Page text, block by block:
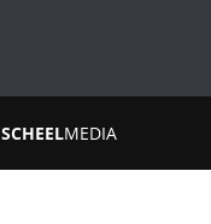
SCHEELMEDIA